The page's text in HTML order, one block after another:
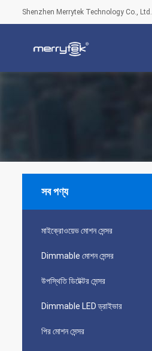
Shenzhen Merrytek Technology Co., Ltd.
সব পণ্য
মাইক্রোওয়েভ মোশন সেন্সর
Dimmable মোশন সেন্সর
উপস্থিতি ডিটেক্টর সেন্সর
Dimmable LED ড্রাইভার
পির মোশন সেন্সর